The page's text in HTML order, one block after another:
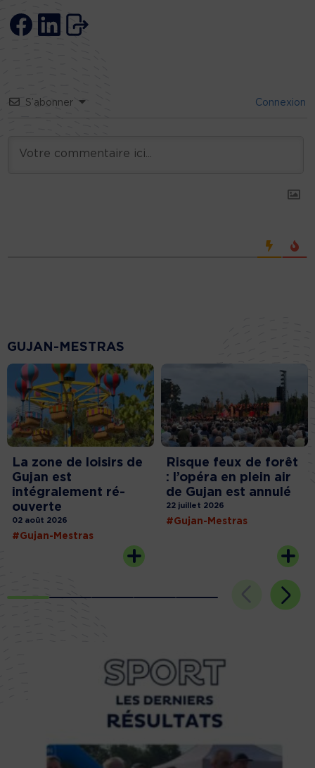
S’abonner Connexion
GUJAN-MESTRAS
La zone de loisirs de
Gujan est
intégralement ré-
ouverte
02 août 2026
#Gujan-Mestras
Risque feux de forêt
: l’opéra en plein air
de Gujan est annulé
22 juillet 2026
#Gujan-Mestras